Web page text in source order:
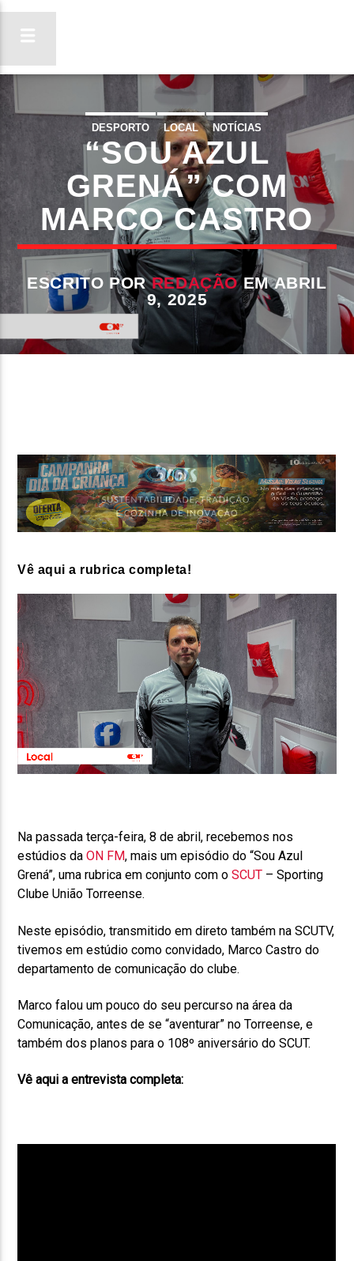
ON FM
LIGA-TE
DESPORTO LOCAL NOTÍCIAS
“SOU AZUL
GRENÁ” COM
MARCO CASTRO
ESCRITO PORREDAÇÃOEM ABRIL
9, 2025
Vê aqui a rubrica completa!
Na passada terça-feira, 8 de abril, recebemos nos
estúdios daON FM, mais um episódio do “Sou Azul
Grená”, uma rubrica em conjunto com oSCUT – Sporting
Clube União Torreense.
Neste episódio, transmitido em direto também na SCUTV,
tivemos em estúdio como convidado, Marco Castro do
departamento de comunicação do clube.
Marco falou um pouco do seu percurso na área da
Comunicação, antes de se “aventurar” no Torreense, e
também dos planos para o 108º aniversário do SCUT.
Vê aqui a entrevista completa: